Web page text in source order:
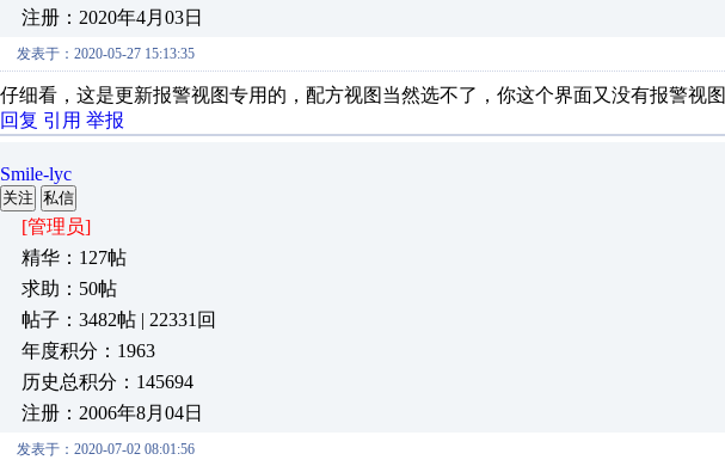
注册：2020年4月03日
发表于：2020-05-27 15:13:35
仔细看，这是更新报警视图专用的，配方视图当然选不了，你这个界面又没有报警视图
回复 引用 举报
Smile-lyc
关注 私信
[管理员]
精华：127帖
求助：50帖
帖子：3482帖 | 22331回
年度积分：1963
历史总积分：145694
注册：2006年8月04日
发表于：2020-07-02 08:01:56